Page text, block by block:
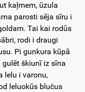
kaļmem, ūzula
parosti sēja sīru i
Tai kai rodūs
rodi i draugi
Pi gunkura kūpā
škiunī iz sīna
lelu i varonu,
leluokūs blučus